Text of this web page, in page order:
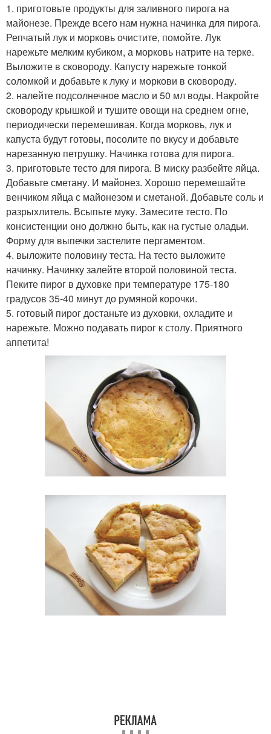
1. приготовьте продукты для заливного пирога на
майонезе. Прежде всего нам нужна начинка для пирога.
Репчатый лук и морковь очистите, помойте. Лук
нарежьте мелким кубиком, а морковь натрите на терке.
Выложите в сковороду. Капусту нарежьте тонкой
соломкой и добавьте к луку и моркови в сковороду.
2. налейте подсолнечное масло и 50 мл воды. Накройте
сковороду крышкой и тушите овощи на среднем огне,
периодически перемешивая. Когда морковь, лук и
капуста будут готовы, посолите по вкусу и добавьте
нарезанную петрушку. Начинка готова для пирога.
3. приготовьте тесто для пирога. В миску разбейте яйца.
Добавьте сметану. И майонез. Хорошо перемешайте
венчиком яйца с майонезом и сметаной. Добавьте соль и
разрыхлитель. Всыпьте муку. Замесите тесто. По
консистенции оно должно быть, как на густые оладьи.
Форму для выпечки застелите пергаментом.
4. выложите половину теста. На тесто выложите
начинку. Начинку залейте второй половиной теста.
Пеките пирог в духовке при температуре 175-180
градусов 35-40 минут до румяной корочки.
5. готовый пирог достаньте из духовки, охладите и
нарежьте. Можно подавать пирог к столу. Приятного
аппетита!